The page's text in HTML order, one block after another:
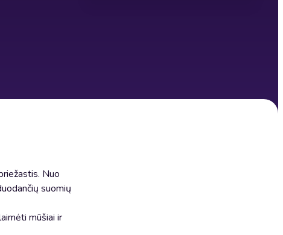
Nuo
suomių
mūšiai ir